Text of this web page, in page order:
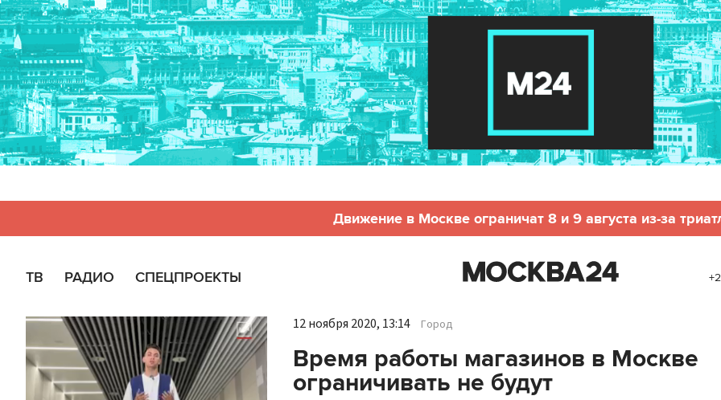
Движение в Москве ограничат 8 и 9 августа из-за
ТВ РАДИО СПЕЦПРОЕКТЫ
12 ноября 2020, 13:14 Город
Время работы магазинов в Москве
ограничивать не будут